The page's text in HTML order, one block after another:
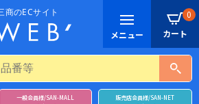
0
一般会員様/SAN-MALL 販売店会員様/SAN-NET